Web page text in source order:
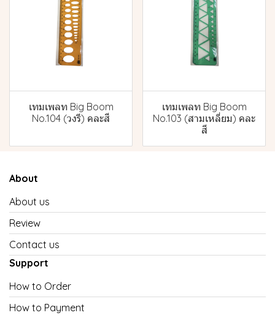
เทมเพลท Big Boom
No.104 (วงรี) คละสี
เทมเพลท Big Boom
No.103 (สามเหลี่ยม) คละ
สี
About
About us
Review
Contact us
Support
How to Order
How to Payment